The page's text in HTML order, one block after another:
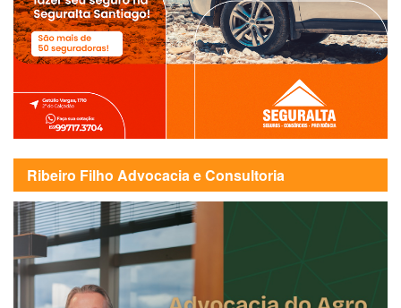
Ribeiro Filho Advocacia e Consultoria